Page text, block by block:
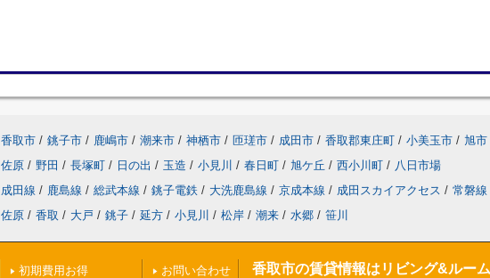
香取市 / 銚子市 / 鹿嶋市 / 潮来市 / 神栖市 / 匝瑳市 / 成田市 / 香取郡東庄町 / 小美玉市 / 旭市
佐原 / 野田 / 長塚町 / 日の出 / 玉造 / 小見川 / 春日町 / 旭ケ丘 / 西小川町 / 八日市場
成田線 / 鹿島線 / 総武本線 / 銚子電鉄 / 大洗鹿島線 / 京成本線 / 成田スカイアクセス / 常磐線
佐原 / 香取 / 大戸 / 銚子 / 延方 / 小見川 / 松岸 / 潮来 / 水郷 / 笹川
初期費用お得
お問い合わせ
香取市の賃貸情報はリビング&ルー